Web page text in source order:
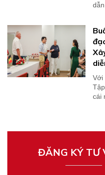
Với
cái
ĐĂNG KÝ TƯ